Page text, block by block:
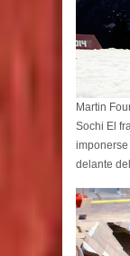
Martin
Sochi El
delante